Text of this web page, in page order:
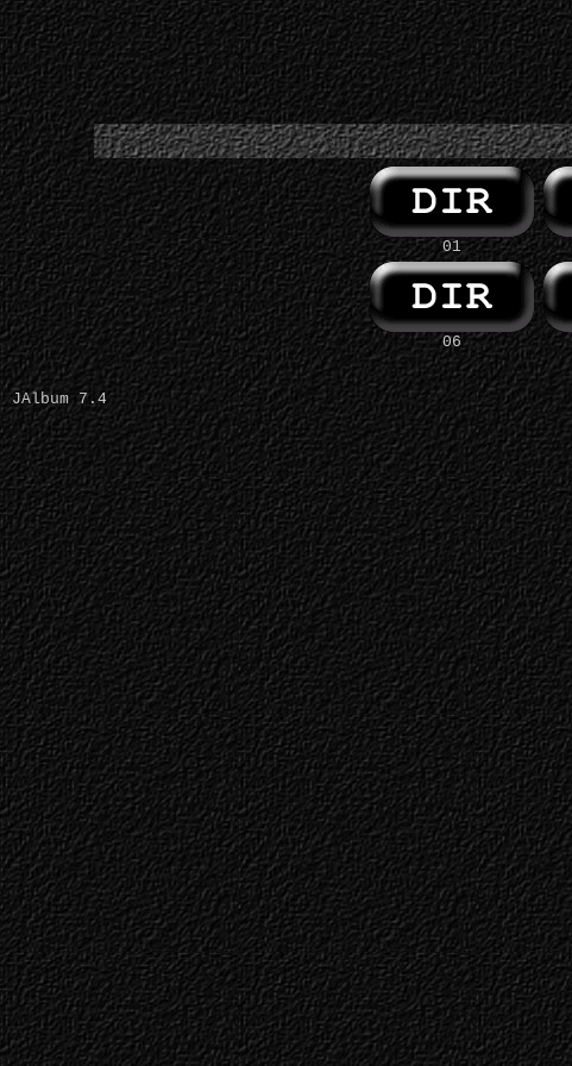
01
06
JAlbum 7.4